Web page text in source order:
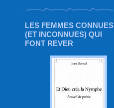
LES FEMMES CONNUES
(ET INCONNUES) QUI
FONT REVER